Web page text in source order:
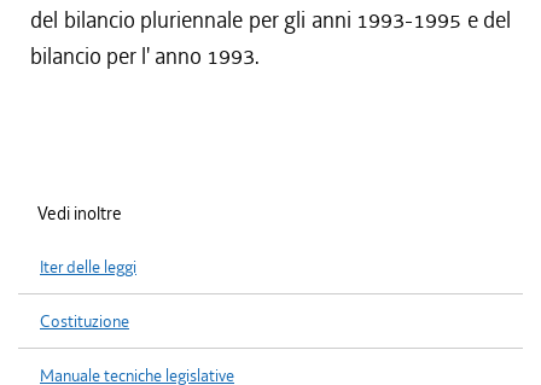
del bilancio pluriennale per gli anni 1993-1995 e del
bilancio per l' anno 1993.
Vedi inoltre
Iter delle leggi
Costituzione
Manuale tecniche legislative